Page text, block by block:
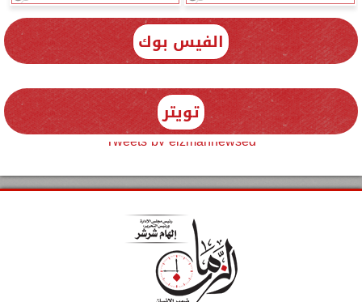
الفيس بوك
تويتر
Tweets by elzmannewseg